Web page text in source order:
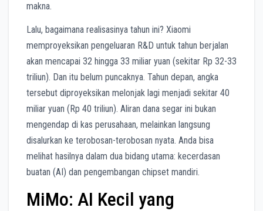
makna.
Lalu, bagaimana realisasinya tahun ini? Xiaomi
memproyeksikan pengeluaran R&D untuk tahun berjalan
akan mencapai 32 hingga 33 miliar yuan (sekitar Rp 32-33
triliun). Dan itu belum puncaknya. Tahun depan, angka
tersebut diproyeksikan melonjak lagi menjadi sekitar 40
miliar yuan (Rp 40 triliun). Aliran dana segar ini bukan
mengendap di kas perusahaan, melainkan langsung
disalurkan ke terobosan-terobosan nyata. Anda bisa
melihat hasilnya dalam dua bidang utama: kecerdasan
buatan (AI) dan pengembangan chipset mandiri.
MiMo: AI Kecil yang